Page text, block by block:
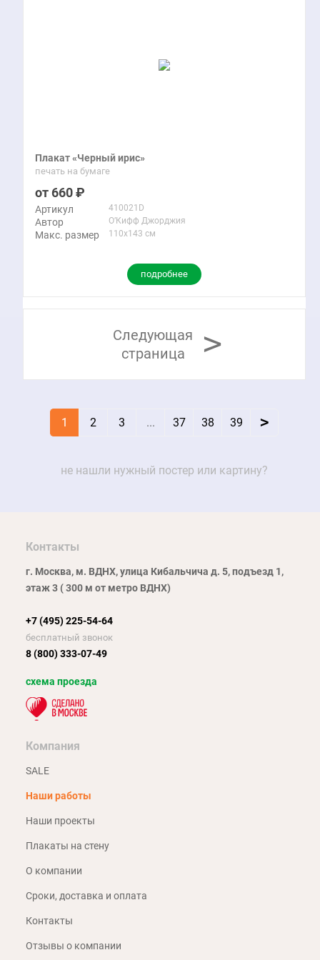
Плакат «Черный ирис»
печать на бумаге
660
Артикул 410021D
Автор О’Кифф Джорджия
Макс. размер 110x143 см
подробнее
Следующая
страница
>
1 2 3 ... 37 38 39 >
не нашли нужный постер или картину?
Контакты
г. Москва, м. ВДНХ, улица Кибальчича д. 5, подъезд 1,
этаж 3 ( 300 м от метро ВДНХ)
+7 (495) 225-54-64
бесплатный звонок
8 (800) 333-07-49
схема проезда
Компания
SALE
Наши работы
Наши проекты
Плакаты на стену
О компании
Сроки, доставка и оплата
Контакты
Отзывы о компании